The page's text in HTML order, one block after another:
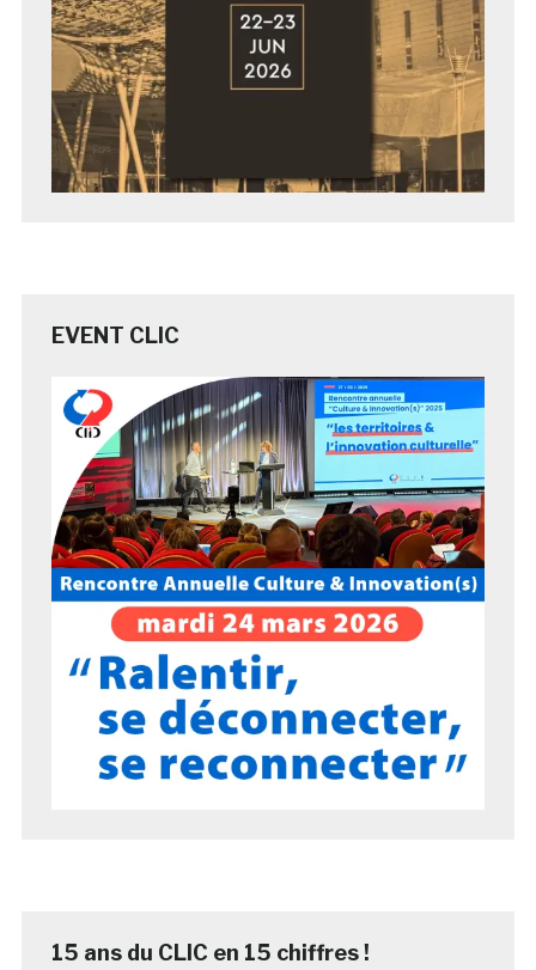
EVENT CLIC
15 ans du CLIC en 15 chiffres !